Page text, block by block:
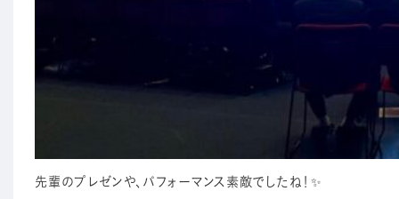
先輩のプレゼンや、パフォーマンス素敵でしたね！✨